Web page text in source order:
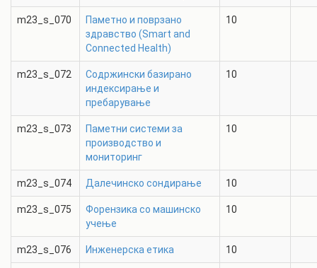
m23_s_070
Паметно и поврзано
здравство (Smart and
Connected Health)
10
m23_s_072
Содржински базирано
индексирање и
пребарување
10
m23_s_073
Паметни системи за
производство и
мониторинг
10
m23_s_074 Далечинско сондирање 10
m23_s_075
Форензика со машинско
учење
10
m23_s_076 Инженерска етика 10